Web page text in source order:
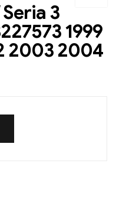
3
1999
2003 2004